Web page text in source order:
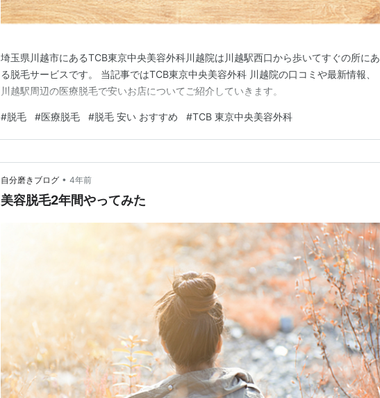
埼玉県川越市にあるTCB東京中央美容外科川越院は川越駅西口から歩いてすぐの所にあ
る脱毛サービスです。 当記事ではTCB東京中央美容外科 川越院の口コミや最新情報、
川越駅周辺の医療脱毛で安いお店についてご紹介していきます。
#脱毛 #医療脱毛 #脱毛 安い おすすめ #TCB 東京中央美容外科
自分磨きブログ • 4年前
美容脱毛2年間やってみた